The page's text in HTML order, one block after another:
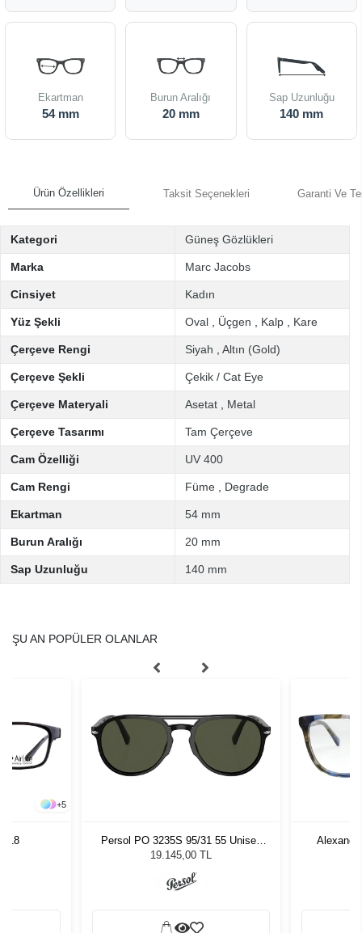
Ekartman
54 mm
Burun Aralığı
20 mm
Sap Uzunluğu
140 mm
Ürün Özellikleri Taksit Seçenekleri Garanti Ve
Kategori Güneş Gözlükleri
Marka Marc Jacobs
Cinsiyet Kadın
Yüz Şekli Oval Üçgen Kalp Kare
Çerçeve Rengi Siyah Altın (Gold)
Çerçeve Şekli Çekik / Cat Eye
Çerçeve Materyali Asetat Metal
Çerçeve Tasarımı Tam Çerçeve
Cam Özelliği UV 400
Cam Rengi Füme Degrade
Ekartman 54 mm
Burun Aralığı 20 mm
Sap Uzunluğu 140 mm
ŞU AN POPÜLER OLANLAR
+5
Persol PO 3235S 95/31 55 Unisex
Güneş Gözlüğü
19.145,00 TL